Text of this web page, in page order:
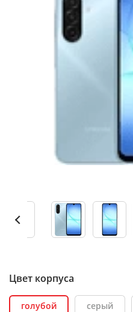
Цвет корпуса
голубой серый